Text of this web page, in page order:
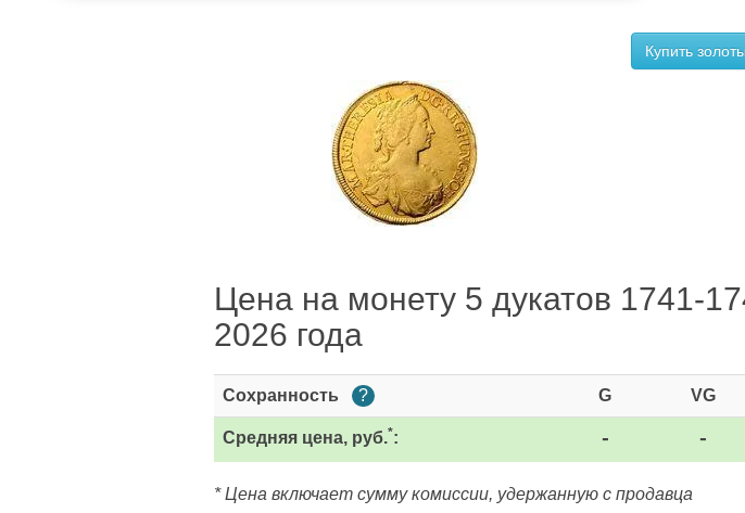
Купить
Цена на монету 5 дукатов 1741-
2026 года
Сохранность ? G VG
Средняя цена, руб.*: - -
* Цена включает сумму комиссии, удержанную с продавца